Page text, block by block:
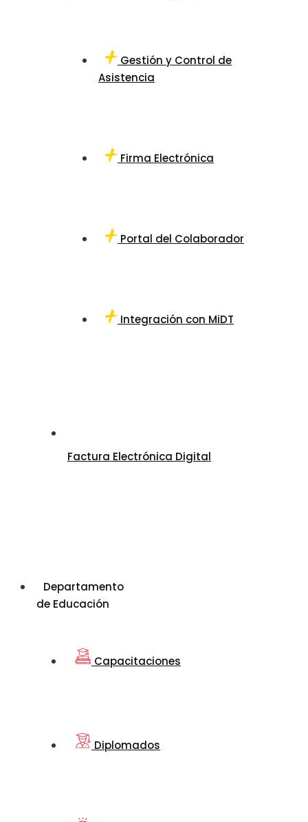
Gestión y Control de
Asistencia
Firma Electrónica
Portal del Colaborador
Integración con MiDT
Factura Electrónica Digital
Departamento
de Educación
Capacitaciones
Diplomados